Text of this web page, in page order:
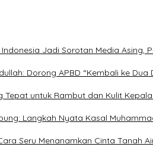
Jadi Sorotan Media Asing,
Dorong APBD “Kembali ke Dua
Tepat untuk Rambut dan Kulit
Langkah Nyata Kasal
Seru Menanamkan Cinta Tanah